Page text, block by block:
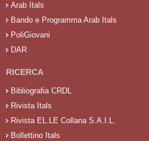
Arab Itals
Bando e Programma Arab Itals
PoliGiovani
DAR
RICERCA
Bibliografia CRDL
Rivista Itals
Rivista EL.LE Collana S.A.I.L.
Bollettino Itals